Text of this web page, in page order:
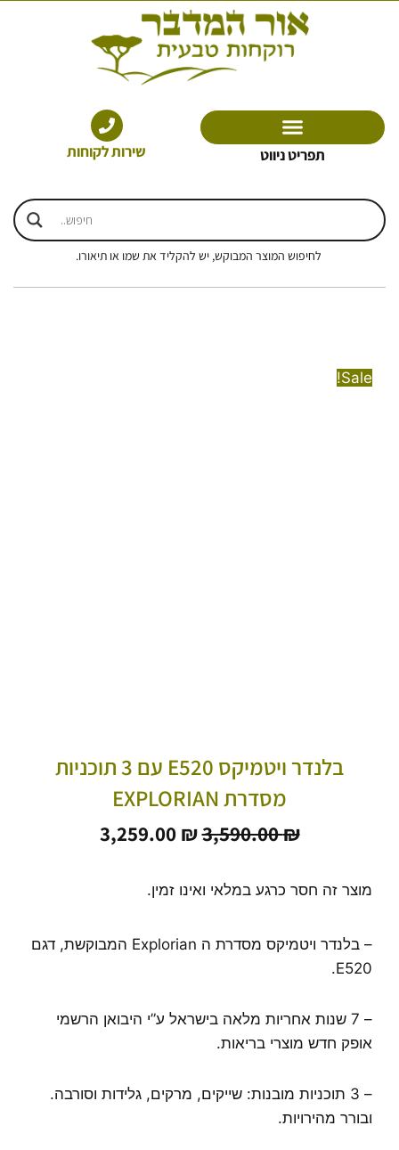
תפריט ניווט שירות לקוחות
לחיפוש המוצר המבוקש, יש להקליד את שמו או תיאורו.
Sale!
בלנדר ויטמיקס E520 עם 3 תוכניות
מסדרת EXPLORIAN
3,590.00₪ המחיר
3,590.00 ₪.
3,259.00 ₪ המחיר
מוצר זה חסר כרגע במלאי ואינו זמין.
– בלנדר ויטמיקס מסדרת ה Explorian המבוקשת, דגם
E520.
– 7 שנות אחריות מלאה בישראל ע”י היבואן הרשמי
אופק חדש מוצרי בריאות.
– 3 תוכניות מובנות: שייקים, מרקים, גלידות וסורבה.
ובורר מהירויות.